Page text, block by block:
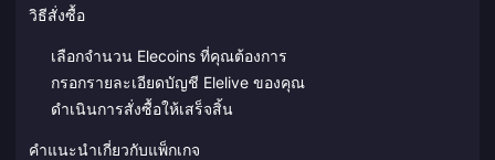
วิธีสั่งซื้อ
เลือกจำนวน Elecoins ที่คุณต้องการ
กรอกรายละเอียดบัญชี Elelive ของคุณ
ดำเนินการสั่งซื้อให้เสร็จสิ้น
คำแนะนำเกี่ยวกับแพ็กเกจ